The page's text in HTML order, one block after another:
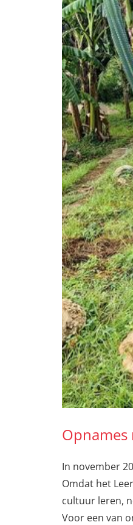
Opnames
In november
Omdat het
cultuur leren,
Voor een van